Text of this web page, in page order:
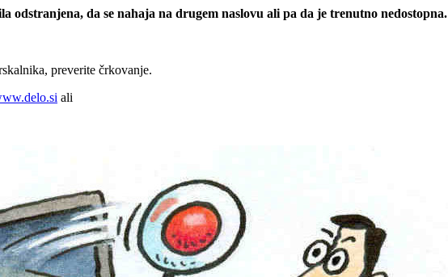
odstranjena, da se nahaja na drugem naslovu ali pa da je trenutno nedostopna.
preverite črkovanje.
ali